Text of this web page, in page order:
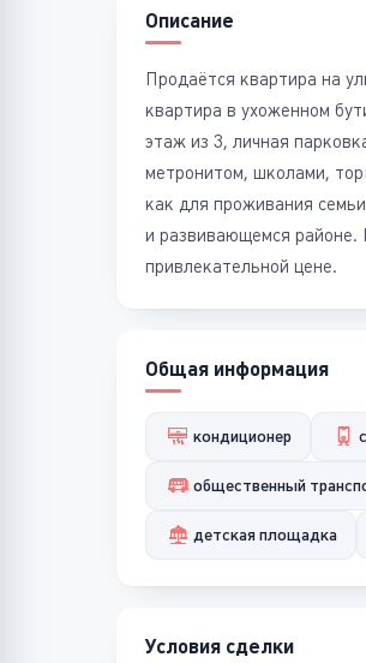
Описание
Продаётся квартира на
квартира в ухоженном
этаж из 3, личная
метронитом, школами,
как для проживания
и развивающемся районе.
привлекательной цене.
Общая информация
кондиционер
общественный
детская площадка
Условия сделки